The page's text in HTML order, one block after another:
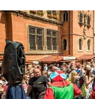
Kliknij, aby
Kliknij, aby